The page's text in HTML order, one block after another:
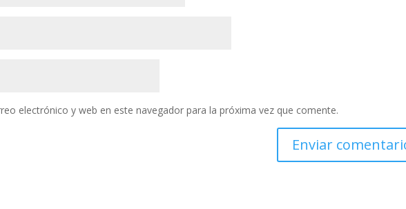
electrónico y web en este navegador para la próxima vez que comente.